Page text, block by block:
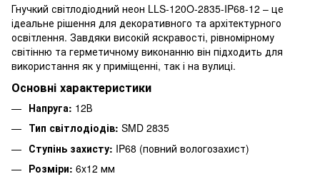
Гнучкий світлодіодний неон LLS-120O-2835-IP68-12 – це
ідеальне рішення для декоративного та архітектурного
освітлення. Завдяки високій яскравості, рівномірному
світінню та герметичному виконанню він підходить для
використання як у приміщенні, так і на вулиці.
Основні характеристики
Напруга: 12В
Тип світлодіодів: SMD 2835
Ступінь захисту: IP68 (повний вологозахист)
Розміри: 6x12 мм